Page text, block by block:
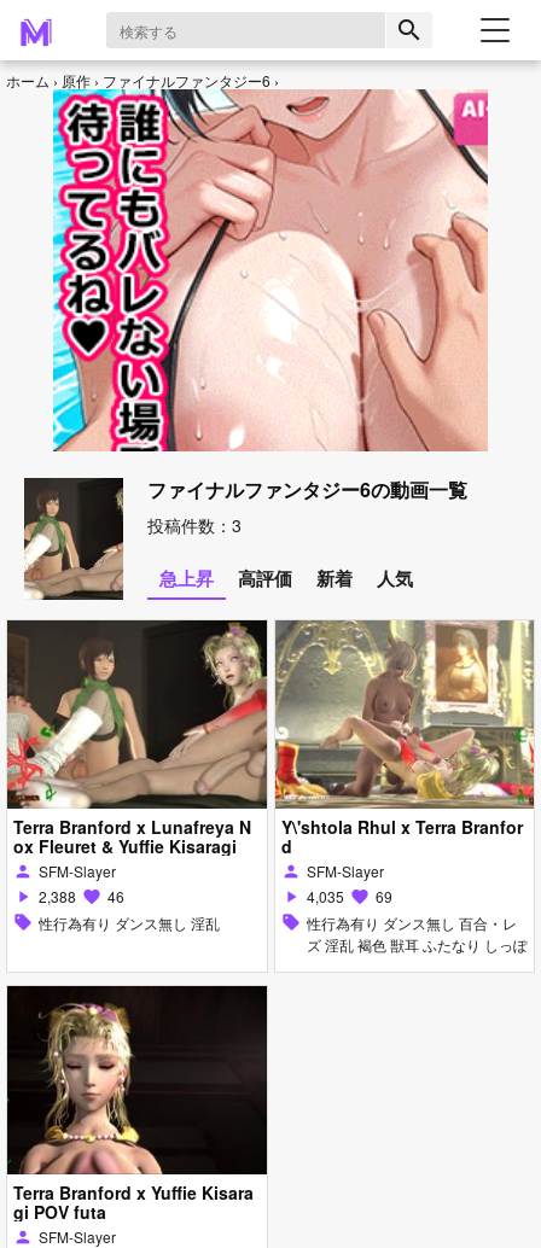
search
ホーム 原作 ファイナルファンタジー6
ファイナルファンタジー6の動画一覧
投稿件数：3
急上昇 高評価 新着 人気
Terra Branford x Lunafreya N
ox Fleuret & Yuffie Kisaragi
person SFM-Slayer
play_arrow 2,388 favorite 46
sell 性行為有り ダンス無し 淫乱
Y\'shtola Rhul x Terra Branfor
d
person SFM-Slayer
play_arrow 4,035 favorite 69
sell 性行為有り ダンス無し 百合・レ
ズ 淫乱 褐色 獣耳 ふたなり しっぽ
Terra Branford x Yuffie Kisara
gi POV futa
person SFM-Slayer